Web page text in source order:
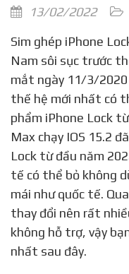
13/02/2022
Sim ghép iPhone Lock – Cộng đồng công nghệ Việt
Nam sôi sục trước
mắt ngày 11/3/
thế hệ mới nhất có
phẩm iPhone Lock
Max chạy IOS 15.2
Lock từ đầu năm
tế có thể bỏ không
mái như quốc tế.
thay đổi nên rất
không hỗ trợ, vậy
nhất sau đây.